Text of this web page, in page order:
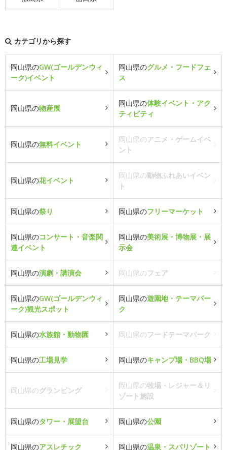
カテゴリから探す
岡山県のGW(ゴールデンウィ
ーク)イベント
岡山県のグルメ・フードフェ
ス
岡山県の物産展
岡山県の体験イベント・アク
ティビティ
岡山県の無料イベント
岡山県のアニメ・ゲームイベ
ント
岡山県の花イベント
岡山県の動物ふれあいイベン
ト
岡山県の祭り 岡山県のフリーマーケット
岡山県のコンサート・音楽関
連イベント
岡山県の美術展・博物展・展
示会
岡山県の演劇・講演会 岡山県のフェア
岡山県のGW(ゴールデンウィ
ーク)観光スポット
岡山県の遊園地・テーマパー
ク
岡山県の水族館・動物園 岡山県のフードテーマパーク
岡山県の工場見学 岡山県のキャンプ場・BBQ場
岡山県のグランピング
岡山県の牧場・レジャー＆リ
ゾート施設
岡山県のタワー・展望台 岡山県の公園
岡山県のアスレチック 岡山県の温泉・スパリゾート